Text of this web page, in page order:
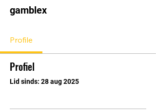
gamblex
Profile
Profiel
Lid sinds: 28 aug 2025